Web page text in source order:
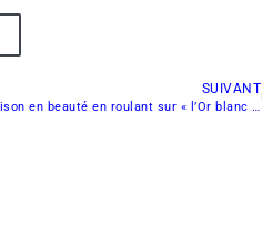
SUIVANT
Terminer la saison en beauté en roulant sur « l’Or blanc » dans la Vallée-de-l’Or!